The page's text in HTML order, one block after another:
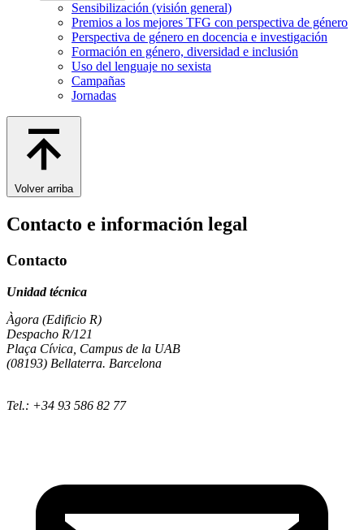
Sensibilización (visión general)
Premios a los mejores TFG con perspectiva de género
Perspectiva de género en docencia e investigación
Formación en género, diversidad e inclusión
Uso del lenguaje no sexista
Campañas
Jornadas
Volver arriba
Contacto e información legal
Contacto
Unidad técnica
Àgora (Edificio R)
Despacho R/121
Plaça Cívica, Campus de la UAB
(08193) Bellaterra. Barcelona
Tel.: +34 93 586 82 77